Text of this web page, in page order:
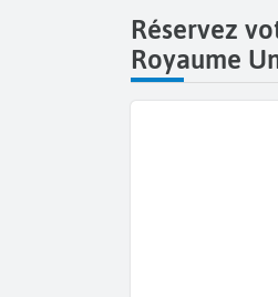
Réservez
Royaume